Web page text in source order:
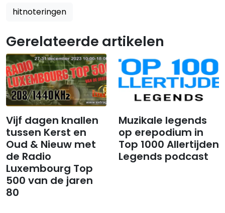
hitnoteringen
Gerelateerde artikelen
Vijf dagen knallen
tussen Kerst en
Oud & Nieuw met
de Radio
Luxembourg Top
500 van de jaren
80
​​​​​​​Muzikale legends
op erepodium in
Top 1000 Allertijden
Legends podcast